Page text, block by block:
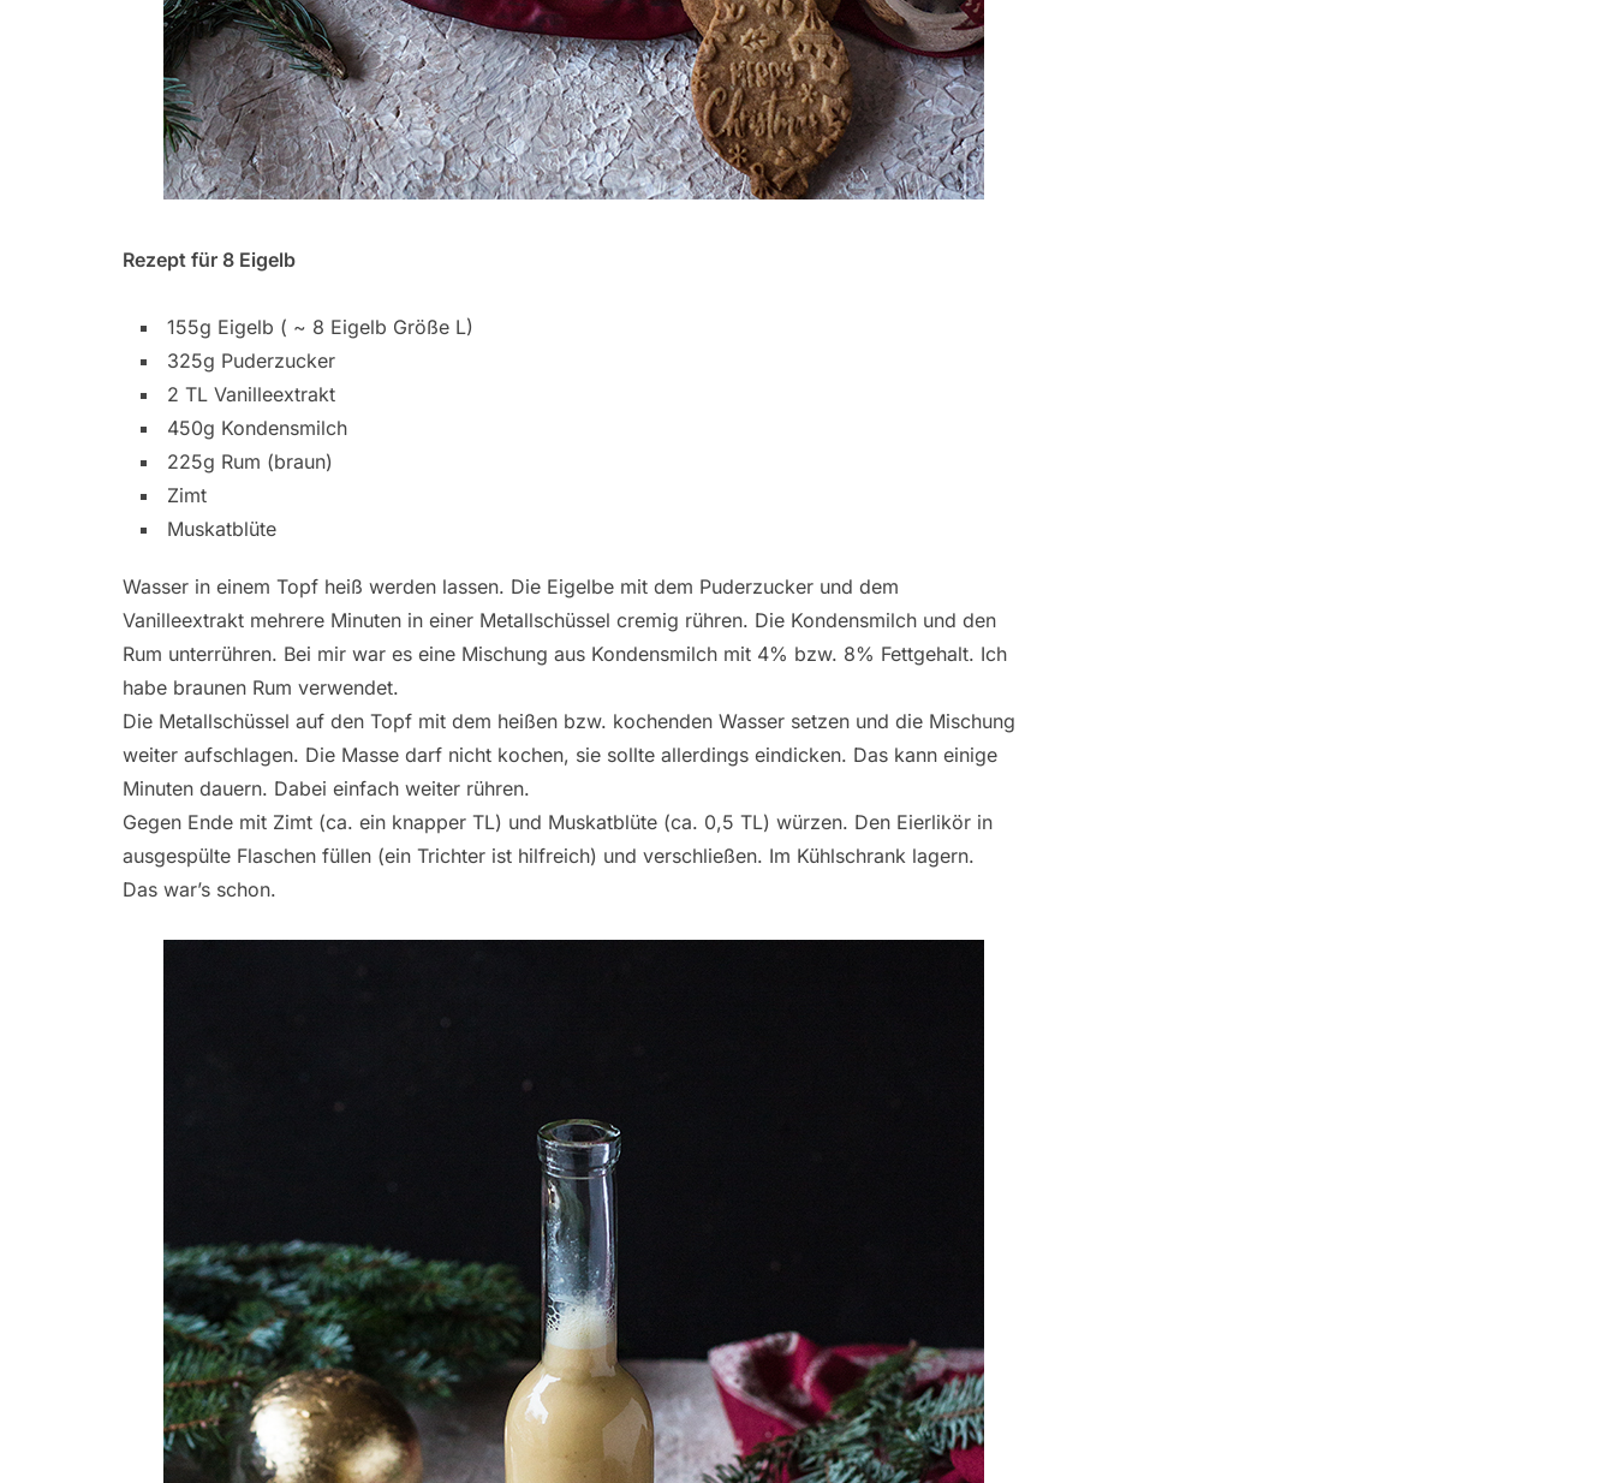
Rezept für 8 Eigelb
155g Eigelb ( ~ 8 Eigelb Größe L)
325g Puderzucker
2 TL Vanilleextrakt
450g Kondensmilch
225g Rum (braun)
Zimt
Muskatblüte
Wasser in einem Topf heiß werden lassen. Die Eigelbe mit dem Puderzucker und dem
Vanilleextrakt mehrere Minuten in einer Metallschüssel cremig rühren. Die Kondensmilch und den
Rum unterrühren. Bei mir war es eine Mischung aus Kondensmilch mit 4% bzw. 8% Fettgehalt. Ich
habe braunen Rum verwendet.
Die Metallschüssel auf den Topf mit dem heißen bzw. kochenden Wasser setzen und die Mischung
weiter aufschlagen. Die Masse darf nicht kochen, sie sollte allerdings eindicken. Das kann einige
Minuten dauern. Dabei einfach weiter rühren.
Gegen Ende mit Zimt (ca. ein knapper TL) und Muskatblüte (ca. 0,5 TL) würzen. Den Eierlikör in
ausgespülte Flaschen füllen (ein Trichter ist hilfreich) und verschließen. Im Kühlschrank lagern.
Das war’s schon.